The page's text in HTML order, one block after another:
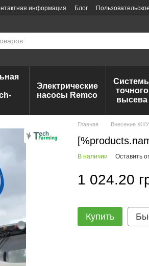
информация Блог
Электрические
насосы Remco
точного
высева
Главная Внесение ЖКУ
В наличии Оставить
1 024.20
Купить